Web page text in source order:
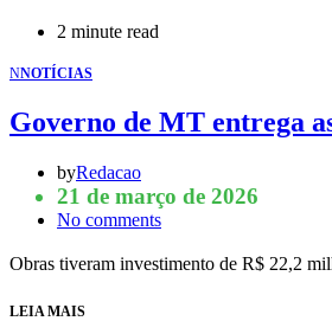
2 minute read
NNOTÍCIAS
Governo de MT entrega
byRedacao
21 de março de 2026
No comments
Obras tiveram investimento de R$ 22,2
LEIA MAIS